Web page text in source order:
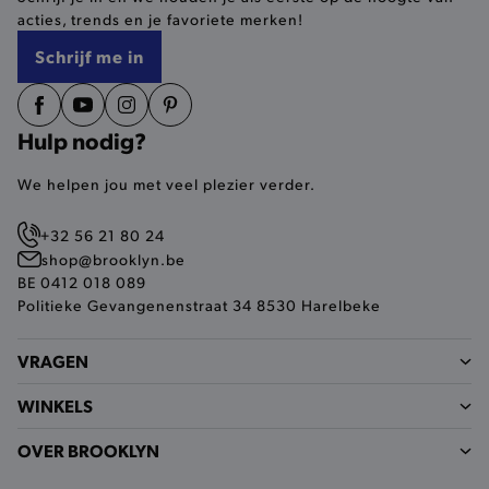
acties, trends en je favoriete merken!
Schrijf me in
Hulp nodig?
We helpen jou met veel plezier verder.
+32 56 21 80 24
shop@brooklyn.be
BE 0412 018 089
Politieke Gevangenenstraat 34 8530 Harelbeke
VRAGEN
WINKELS
OVER BROOKLYN
selected-val
pickupStoreVal